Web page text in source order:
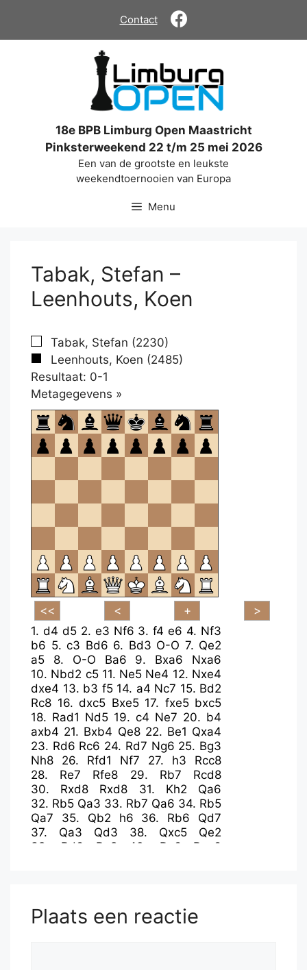
de
Contact
18e BPB Limburg Open Maastricht
Pinksterweekend 22 t/m 25 mei 2026
Een van de grootste en leukste
weekendtoernooien van Europa
Menu
Tabak, Stefan –
Leenhouts, Koen
Tabak, Stefan (2230)
Leenhouts, Koen (2485)
Resultaat: 0-1
Metagegevens »
om
te
openen.
1. d4 d5 2. e3 Nf6 3.f4 e6 4. Nf3
b6 5. c3 Bd6 6. Bd3 O-O 7. Qe2
a5
8. O-O Ba6 9. Bxa6
Nxa6
10. Nbd2 c5 11. Ne5 Ne4 12. Nxe4
dxe4 13. b3 f5 14. a4 Nc7 15. Bd2
Rc8 16. dxc5 Bxe5 17. fxe5 bxc5
18. Rad1 Nd5 19. c4 Ne7 20. b4
axb4 21. Bxb4 Qe8 22. Be1 Qxa4
23. Rd6 Rc6 24. Rd7 Ng6 25. Bg3
Nh8
26. Rfd1 Nf7 27. h3
Rcc8
28. Re7 Rfe8 29. Rb7
Rcd8
30. Rxd8 Rxd8 31. Kh2
Qa6
32. Rb5 Qa3 33. Rb7 Qa6 34. Rb5
Qa7
35. Qb2 h6 36. Rb6
Qd7
37. Qa3 Qd3 38. Qxc5
Qe2
39. Rd6 Ra8 40. Ra6
Rxa6
Plaats een reactie